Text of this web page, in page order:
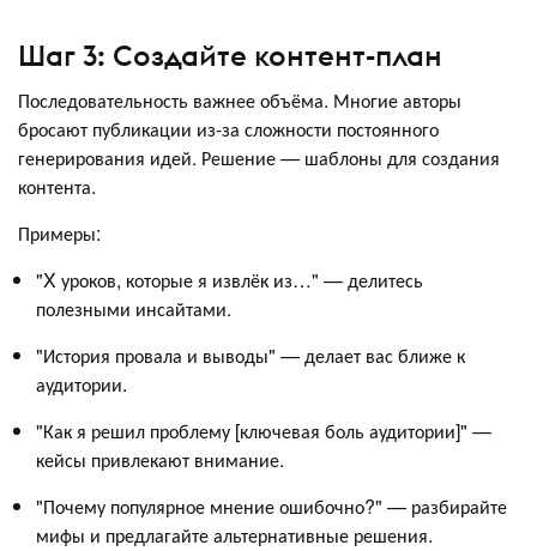
Шаг 3: Создайте контент-план
Последовательность важнее объёма. Многие авторы
бросают публикации из-за сложности постоянного
генерирования идей. Решение — шаблоны для создания
контента.
Примеры:
"X уроков, которые я извлёк из…" — делитесь
полезными инсайтами.
"История провала и выводы" — делает вас ближе к
аудитории.
"Как я решил проблему [ключевая боль аудитории]" —
кейсы привлекают внимание.
"Почему популярное мнение ошибочно?" — разбирайте
мифы и предлагайте альтернативные решения.